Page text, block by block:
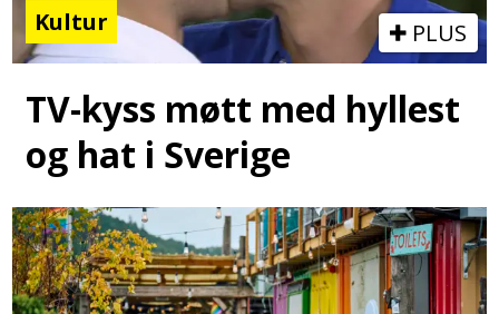
Kultur PLUS
TV-kyss møtt med hyllest
og hat i Sverige